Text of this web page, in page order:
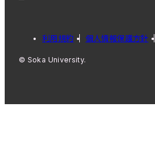
利用規約 個人情報保護方針
© Soka University.